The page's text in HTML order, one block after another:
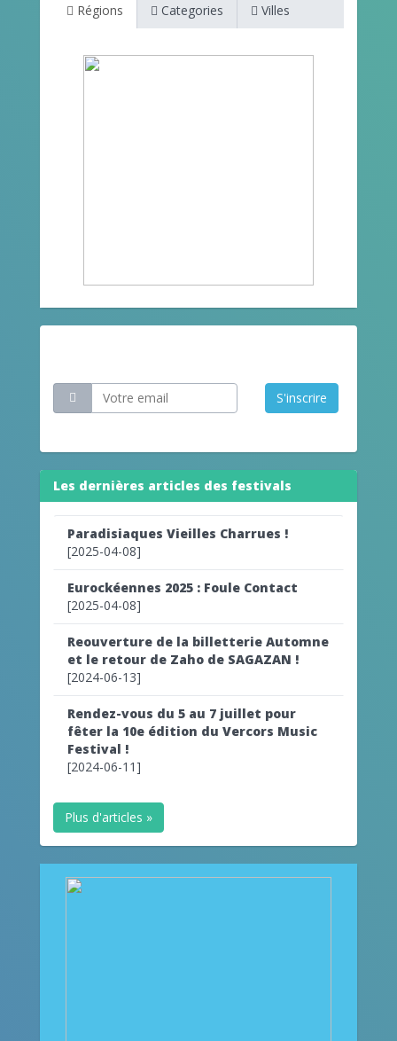
Régions Categories Villes
S'inscrire
Les dernières articles des festivals
Paradisiaques Vieilles Charrues !
[2025-04-08]
Eurockéennes 2025 : Foule Contact
[2025-04-08]
Reouverture de la billetterie Automne
et le retour de Zaho de SAGAZAN !
[2024-06-13]
Rendez-vous du 5 au 7 juillet pour
fêter la 10e édition du Vercors Music
Festival !
[2024-06-11]
Plus d'articles »